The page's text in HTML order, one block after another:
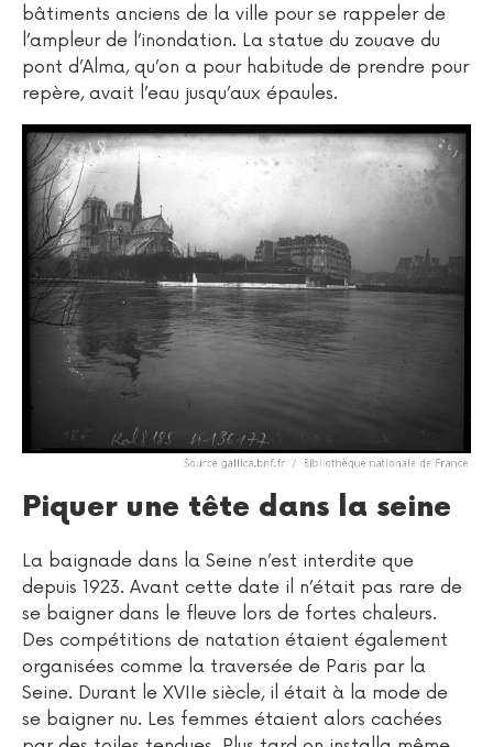
bâtiments anciens de la ville pour se rappeler de
l’ampleur de l’inondation. La statue du zouave du
pont d’Alma, qu’on a pour habitude de prendre pour
repère, avait l’eau jusqu’aux épaules.
Piquer une tête dans la seine
La baignade dans la Seine n’est interdite que
depuis 1923. Avant cette date il n’était pas rare de
se baigner dans le fleuve lors de fortes chaleurs.
Des compétitions de natation étaient également
organisées comme la traversée de Paris par la
Seine. Durant le XVIIe siècle, il était à la mode de
se baigner nu. Les femmes étaient alors cachées